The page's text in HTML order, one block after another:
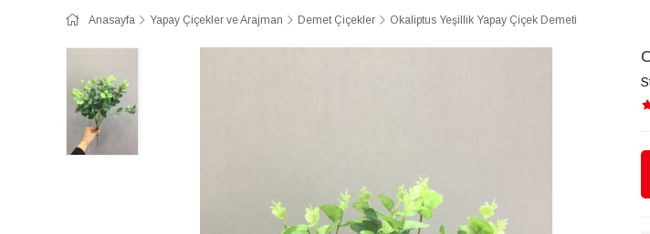
Anasayfa Yapay Çiçekler ve Arajman Demet Çiçekler Okaliptus Yeşillik Yapay Çiçek Demeti